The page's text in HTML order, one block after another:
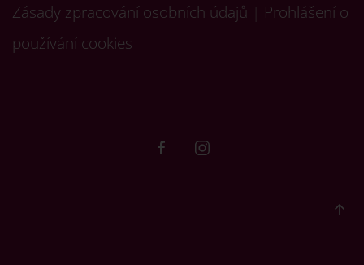
Zásady zpracování osobních údajů
Prohlášení o
používání cookies